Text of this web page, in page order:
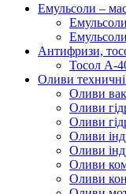
Емульсоли –
Антифризи,
Тосол А-
Оливи
Оливи
Оливи
Оливи
Оливи
Оливи
Оливи
Оливи